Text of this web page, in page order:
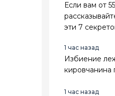
Если вам от
эти 7
1 час назад
Избиение
кировчанина
1 час назад